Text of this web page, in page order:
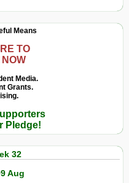
Means
TO
NOW
Media.
Grants.
Pledge!
32
Aug